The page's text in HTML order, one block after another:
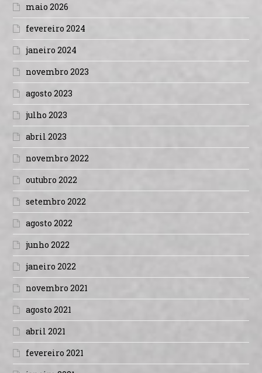
maio 2026
fevereiro 2024
janeiro 2024
novembro 2023
agosto 2023
julho 2023
abril 2023
novembro 2022
outubro 2022
setembro 2022
agosto 2022
junho 2022
janeiro 2022
novembro 2021
agosto 2021
abril 2021
fevereiro 2021